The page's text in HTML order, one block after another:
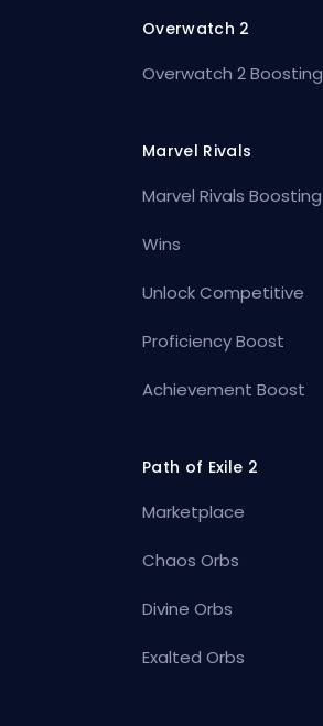
Overwatch 2
Overwatch 2 Boosting
Marvel Rivals
Marvel Rivals Boosting
Wins
Unlock Competitive
Proficiency Boost
Achievement Boost
Path of Exile 2
Marketplace
Chaos Orbs
Divine Orbs
Exalted Orbs